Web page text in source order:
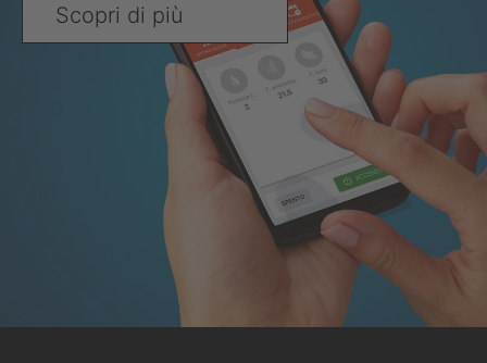
Scopri di più